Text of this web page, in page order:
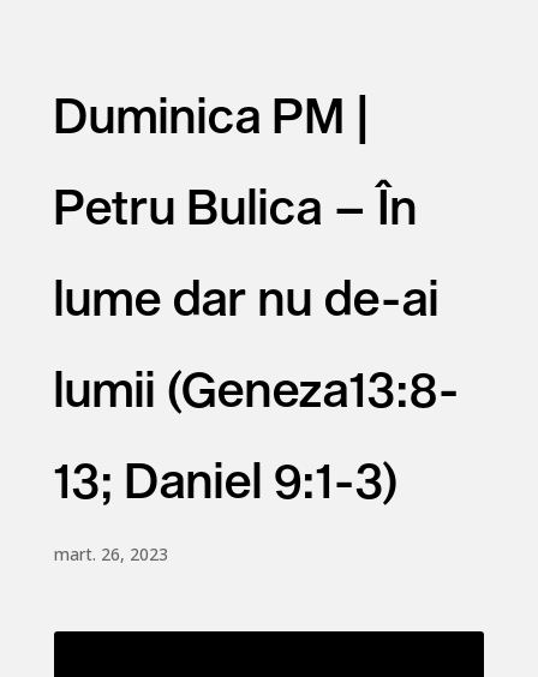
Duminica PM |
Petru Bulica – În
lume dar nu de-ai
lumii (Geneza13:8-
13; Daniel 9:1-3)
mart. 26, 2023